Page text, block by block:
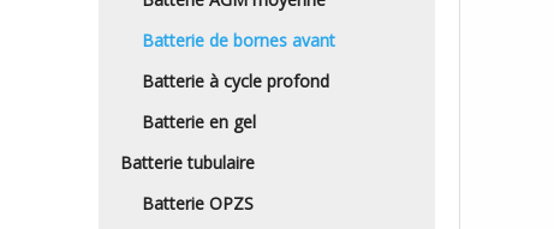
Batterie de bornes avant
Batterie à cycle profond
Batterie en gel
Batterie tubulaire
Batterie OPZS